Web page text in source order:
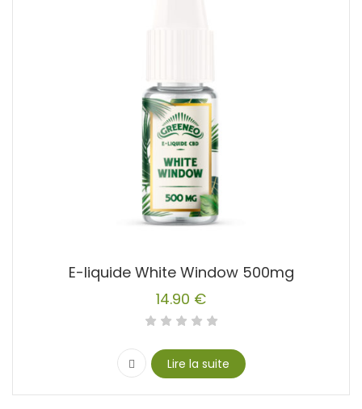
E-liquide White Window 500mg
14.90 €
Lire la suite